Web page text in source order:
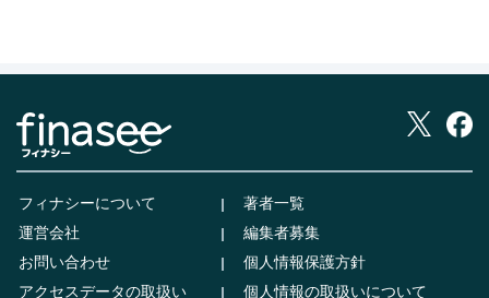
フィナシーについて
著者一覧
運営会社
編集者募集
お問い合わせ
個人情報保護方針
アクセスデータの取扱い
個人情報の取扱いについて